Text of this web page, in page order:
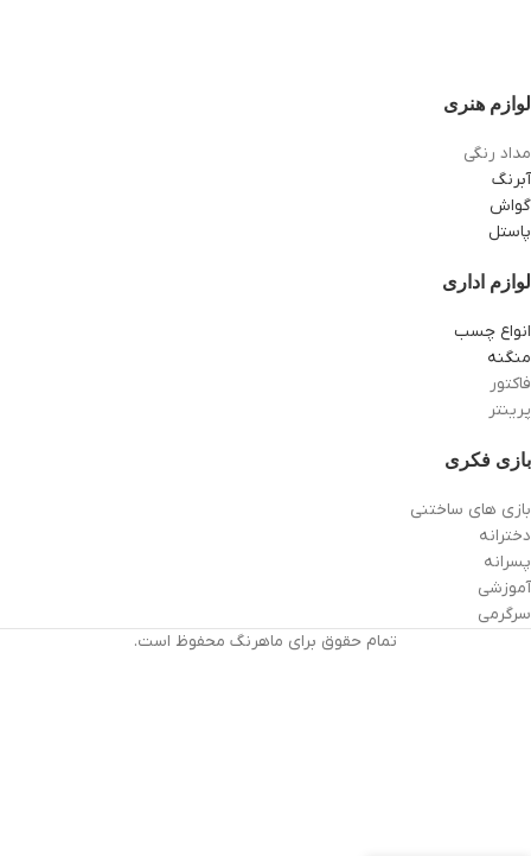
لوازم هنری
مداد رنگی
آبرنگ
گواش
پاستل
لوازم اداری
انواع چسب
منگنه
فاکتور
پرینتر
بازی فکری
بازی های ساختنی
دخترانه
پسرانه
آموزشی
سرگرمی
تمام حقوق برای ماهرنگ محفوظ است.